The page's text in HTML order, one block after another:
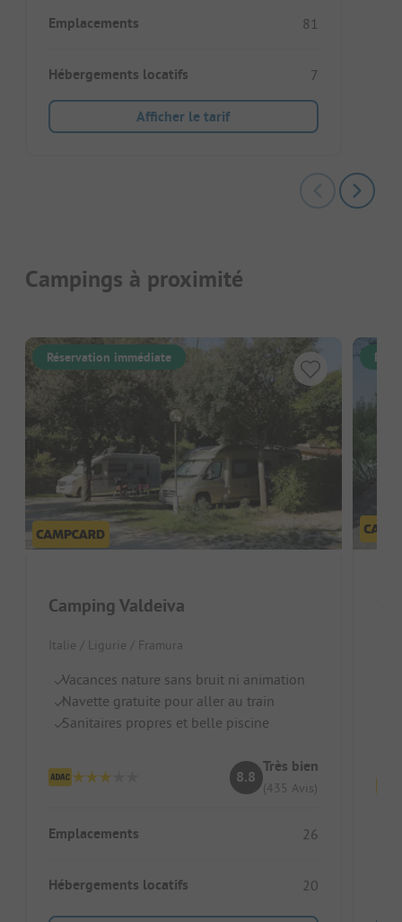
Emplacements 81
Hébergements locatifs 7
Afficher le tarif
Campings à proximité
Réservation immédiate
Camping Valdeiva
Italie / Ligurie / Framura
Vacances nature sans bruit ni animation
Navette gratuite pour aller au train
Sanitaires propres et belle piscine
8.8
Très bien
(435 Avis)
Emplacements 26
Hébergements locatifs 20